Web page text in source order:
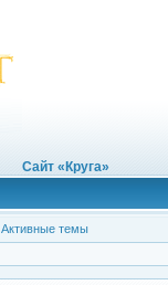
Сайт «Круга»
Активные темы